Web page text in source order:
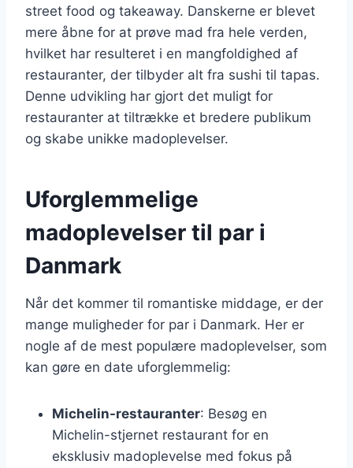
street food og takeaway. Danskerne er blevet
mere åbne for at prøve mad fra hele verden,
hvilket har resulteret i en mangfoldighed af
restauranter, der tilbyder alt fra sushi til tapas.
Denne udvikling har gjort det muligt for
restauranter at tiltrække et bredere publikum
og skabe unikke madoplevelser.
Uforglemmelige
madoplevelser til par i
Danmark
Når det kommer til romantiske middage, er der
mange muligheder for par i Danmark. Her er
nogle af de mest populære madoplevelser, som
kan gøre en date uforglemmelig:
Michelin-restauranter: Besøg en
Michelin-stjernet restaurant for en
eksklusiv madoplevelse med fokus på